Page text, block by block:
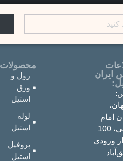
ایران
امام
خمینی، 100
ورودی
محصولات
رول و
ورق
استیل
لوله
استیل
پروفیل
استیل